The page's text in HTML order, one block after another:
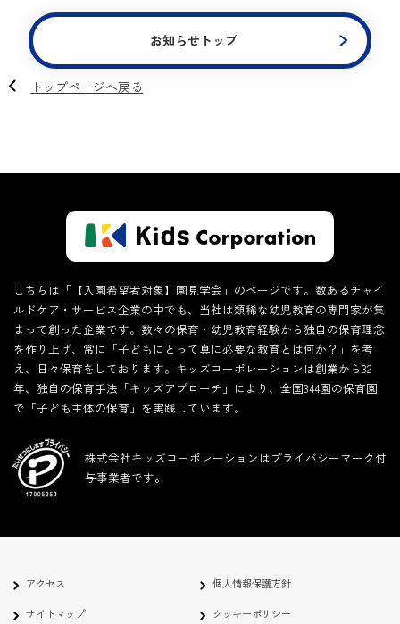
お知らせトップ
トップページへ戻る
こちらは「【入園希望者対象】園見学会」のページです。数あるチャイ
ルドケア・サービス企業の中でも、当社は類稀な幼児教育の専門家が集
まって創った企業です。数々の保育・幼児教育経験から独自の保育理念
を作り上げ、常に「子どもにとって真に必要な教育とは何か？」を考
え、日々保育をしております。キッズコーポレーションは創業から32
年、独自の保育手法「キッズアプローチ」により、全国344園の保育園
で「子ども主体の保育」を実践しています。
株式会社キッズコーポレーションはプライバシーマーク付
与事業者です。
アクセス
サイトマップ
個人情報保護方針
クッキーポリシー